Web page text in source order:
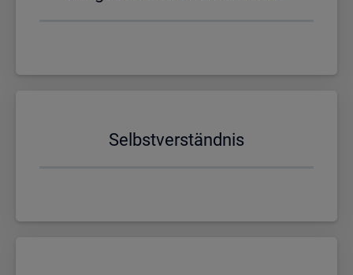
Selbst­ver­ständ­nis